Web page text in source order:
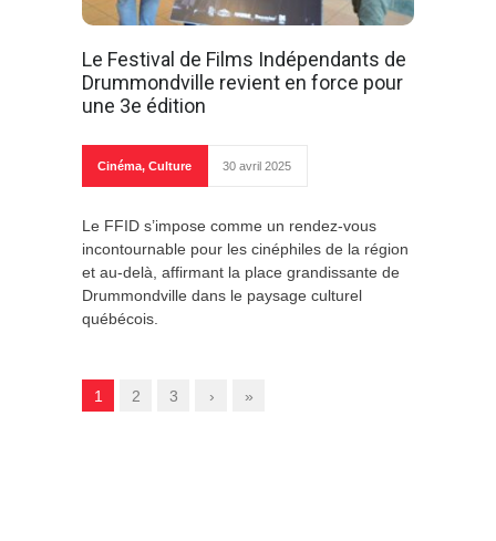
Le Festival de Films Indépendants de
Drummondville revient en force pour
une 3e édition
Cinéma, Culture 30 avril 2025
Le FFID s’impose comme un rendez-vous
incontournable pour les cinéphiles de la région
et au-delà, affirmant la place grandissante de
Drummondville dans le paysage culturel
québécois.
1 2 3 › »